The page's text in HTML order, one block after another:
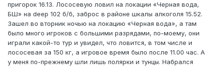
пригорок 16.13. Лососевую ловил на локации «Черная вода,
БШ» на deep 102 б/б, заброс в районе шкалы алкоголя 15.52.
Зашел во вторник ночью на локацию «Черная вода», а там
было много игроков с большими разрядами, по-моему, они
играли какой-то тур и увидел, что ловится, в том числе и
лососевая за 150 кг, а игровое время было после 11.00 час. А
у меня по-прежнему шли лишь полярки и тунцы. Набрался